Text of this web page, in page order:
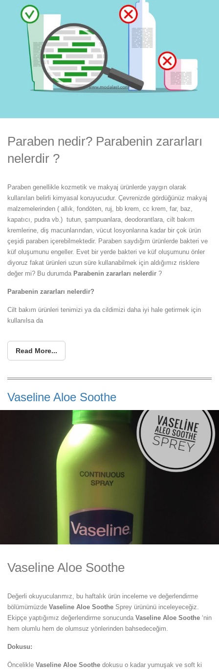
Paraben nedir? Parabenin zararları
nelerdir ?
Paraben genellikle kozmetik ve makyaj ürünlerde yaygın olarak
kullanılan belirli kimyasal koruyucudur. Çevrenizde gördüğünüz makyaj
malzemelerinden ( allık, fondöten, ruj, bb krem, cc krem, far, baz,
kapatıcı, pudra vb.) tutun, şampuanlara, deodorantlara, cilt bakım
kremlerine, diş macunlarından, vücut losyonlarına kadar bir çok ürün
çeşidi paraben içerebilmektedir. Paraben saydığım ürünlerde bakteri ve
küf oluşumunu engeller. Evet bir yerde bakteri ve küf oluşumunu önler
diyoruz fakat ürünleri uzun süre kullanabilmek için aldığımız risklere
değer mi? Bu durumda Parabenin zararları nelerdir ?
Parabenin zararları nelerdir?
Cilt bakım ürünleri tenimizi ya da cildimizi daha iyi hale getirmek için
kullanılsa da
Read More...
Vaseline Aloe Soothe
Vaseline Aloe Soothe
Değerli okuyucularımız, bu haftalık ürün inceleme ve değerlendirme
bölümümüzde Vaseline Aloe Soothe Sprey ürününü inceleyeceğiz.
Ekipçe yaptığımız değerlendirme sonucunda Vaseline Aloe Soothe ‘nin
hem olumlu hem de olumsuz yönlerinden bahsedeceğim.
Dokusu:
Öncelikle Vaseline Aloe Soothe dokusu o kadar yumuşak ve soft ki